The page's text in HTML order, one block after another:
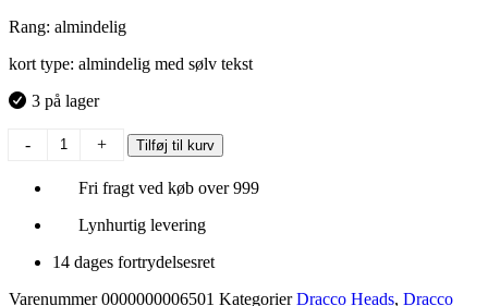
Rang: almindelig
kort type: almindelig med sølv tekst
3 på lager
-
med
tekst
+ Tilføj til kurv
Fri fragt ved køb over 999
Lynhurtig levering
14 dages fortrydelsesret
Varenummer0000000006501 Kategorier Dracco Heads, Dracco